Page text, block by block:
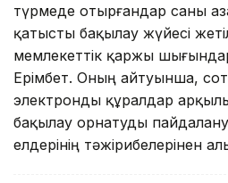
түрмеде отырғандар саны
қатысты бақылау жүйесі
мемлекеттік қаржы
Ерімбет. Оның айтуынша,
электронды құралдар
бақылау орнатуды
елдерінің тәжірибелерінен